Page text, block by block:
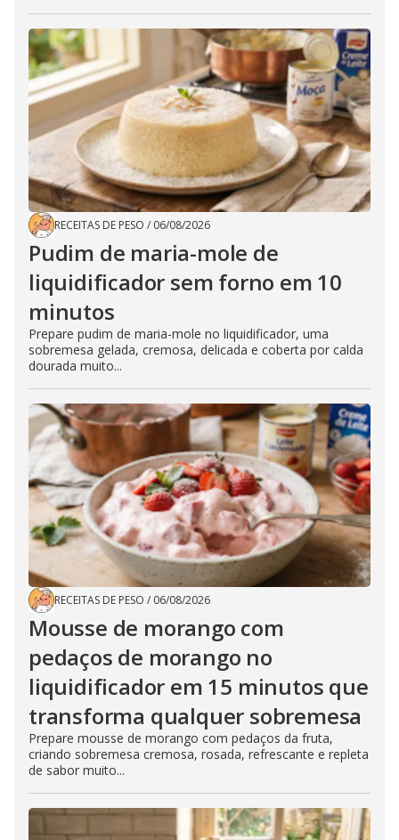
RECEITAS DE PESO / 06/08/2026
Pudim de maria-mole de
liquidificador sem forno em 10
minutos
Prepare pudim de maria-mole no liquidificador, uma
sobremesa gelada, cremosa, delicada e coberta por calda
dourada muito...
RECEITAS DE PESO / 06/08/2026
Mousse de morango com
pedaços de morango no
liquidificador em 15 minutos que
transforma qualquer sobremesa
Prepare mousse de morango com pedaços da fruta,
criando sobremesa cremosa, rosada, refrescante e repleta
de sabor muito...